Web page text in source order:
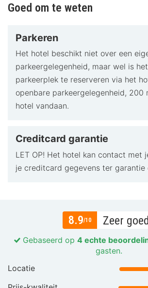
Goed om te weten
Parkeren
Het hotel beschikt niet over een
parkeergelegenheid, maar wel is
parkeerplek te reserveren via het
openbare parkeergelegenheid, 200
hotel vandaan.
Creditcard garantie
LET OP! Het hotel kan contact met
je creditcard gegevens ter garantie
8.9/10 Zeer goed
Gebaseerd op 4 echte
gasten.
Locatie